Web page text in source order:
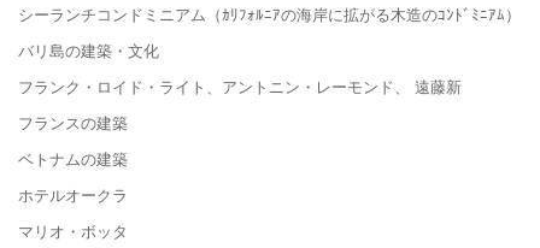
シーランチコンドミニアム（ｶﾘﾌｫﾙﾆｱの海岸に拡がる木造のｺﾝﾄﾞﾐﾆｱﾑ）
バリ島の建築・文化
フランク・ロイド・ライト、アントニン・レーモンド、 遠藤新
フランスの建築
ベトナムの建築
ホテルオークラ
マリオ・ボッタ